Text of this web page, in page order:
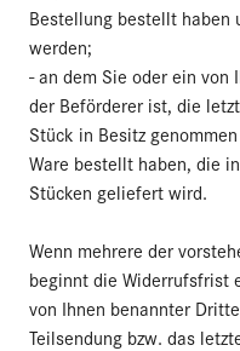
Bestellung bestellt haben
werden;
- an dem Sie oder ein
der Beförderer ist, die
Stück in Besitz
Ware bestellt haben, die
Stücken geliefert wird.
Wenn mehrere der
beginnt die Widerrufsfrist
von Ihnen benannter
Teilsendung bzw. das